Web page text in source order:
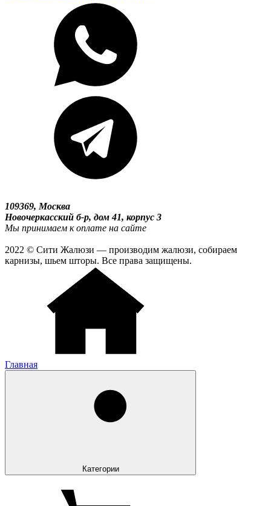
109369, Москва
Новочеркасский б-р, дом 41, корпус 3
Мы принимаем к оплате на сайте
2022 © Сити Жалюзи — производим жалюзи, собираем
карнизы, шьем шторы. Все права защищены.
Главная
Категории